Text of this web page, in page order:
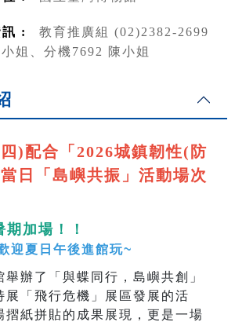
訊 :
教育推廣組 (02)2382-2699
姐、分機7692 陳小姐
)配合「2026城鎮韌性(防
日「島嶼共振」活動場次
加場！！
迎夏日午後進館玩~
辦了「與蝶同行，島嶼共創」
展「飛行危機」展區發展的活
摺紙拼貼的成果展現，更是一場